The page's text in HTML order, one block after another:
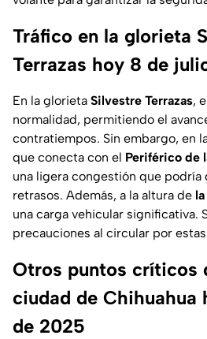
Tráfico en la glorieta
Terrazas hoy 8 de
En la glorieta Silvestre Terrazas,
normalidad, permitiendo el
contratiempos. Sin embargo, en
que conecta con el Periférico de
una ligera congestión que podría
retrasos. Además, a la altura de
una carga vehicular significativa.
precauciones al circular por estas
Otros puntos críticos
ciudad de Chihuahua
de 2025